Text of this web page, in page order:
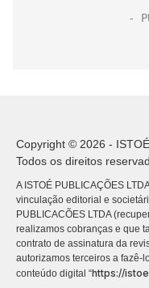
Copyright © 2026 -
Todos os direitos
A ISTOÉ PUBLICAÇÕES
vinculação editorial e
PUBLICACÕES LTDA
realizamos cobranças e que
contrato de assinatura da
autorizamos terceiros a fazê-
conteúdo digital “https://